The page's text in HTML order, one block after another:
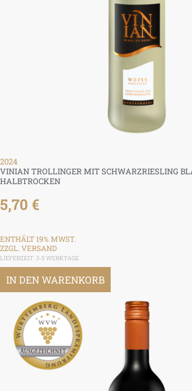
2024
VINIAN TROLLINGER MIT SCHWARZRIESLING
HALBTROCKEN
5,70 €
ENTHÄLT 19% MWST.
ZZGL. VERSAND
LIEFERZEIT: 3-5 WERKTAGE
IN DEN WARENKORB